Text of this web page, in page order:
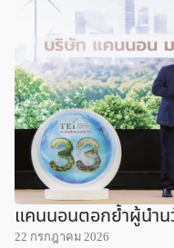
แคนนอนตอกย้ำผู้นำ
22 กรกฎาคม 2026